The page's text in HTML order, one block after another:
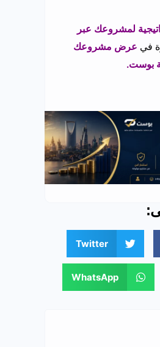
لمشروعك عبر
في عرض مشروعك
بوست.
Twitter
WhatsApp